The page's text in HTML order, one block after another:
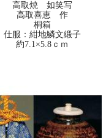
高取焼 如笑写
高取喜恵 作
桐箱
仕服：紺地鱗文緞子
約7.1×5.8ｃｍ